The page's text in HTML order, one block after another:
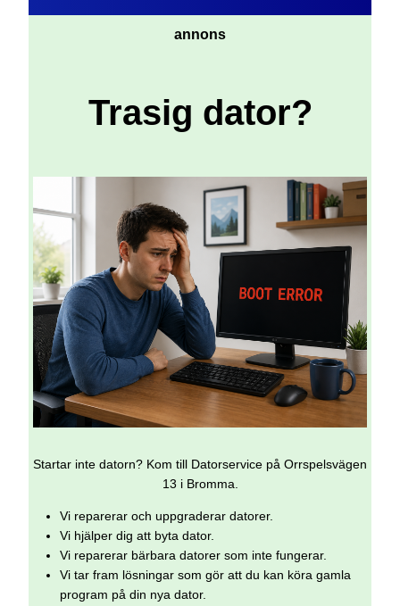
annons
Trasig dator?
Startar inte datorn? Kom till Datorservice på Orrspelsvägen
13 i Bromma.
Vi reparerar och uppgraderar datorer.
Vi hjälper dig att byta dator.
Vi reparerar bärbara datorer som inte fungerar.
Vi tar fram lösningar som gör att du kan köra gamla
program på din nya dator.